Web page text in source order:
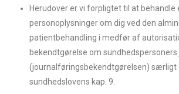
Herudover er vi forpligtet til at behandle
personoplysninger om dig ved den
patientbehandling i medfør af
bekendtgørelse om
(journalføringsbekendtgørelsen) særligt
sundhedslovens kap. 9.